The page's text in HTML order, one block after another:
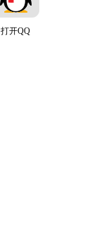
打开QQ